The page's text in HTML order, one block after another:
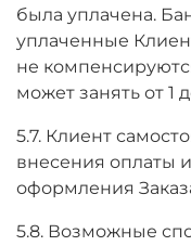
была уплачена.
уплаченные
не
может занять от 1
5.7. Клиент
внесения оплаты
оформления
5.8. Возможные